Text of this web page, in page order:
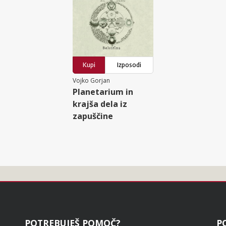
Kupi
Izposodi
Vojko Gorjan
Planetarium in
krajša dela iz
zapuščine
POTREBUJEŠ POMOČ?